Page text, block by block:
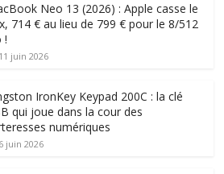
Neo 13 (2026) : Apple casse le
714 € au lieu de 799 € pour le 8/512
!
11 juin 2026
IronKey Keypad 200C : la clé
qui joue dans la cour des
numériques
6 juin 2026